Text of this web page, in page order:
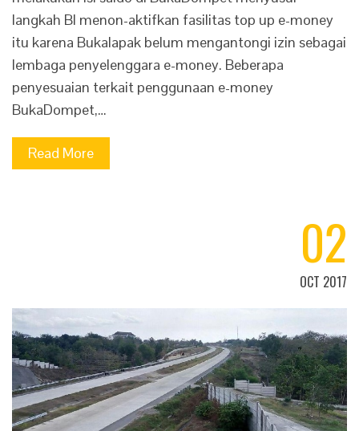
langkah BI menon-aktifkan fasilitas top up e-money
itu karena Bukalapak belum mengantongi izin sebagai
lembaga penyelenggara e-money. Beberapa
penyesuaian terkait penggunaan e-money
BukaDompet,…
Read More
02
OCT 2017